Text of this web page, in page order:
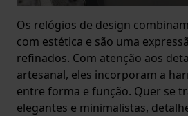
Os relógios de design
com estética e são uma
refinados. Com atenção aos
artesanal, eles incorporam a
entre forma e função. Quer se
elegantes e minimalistas,